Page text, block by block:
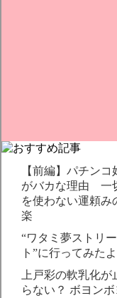
【前編】パチンコ
がバカな理由 一
を使わない運頼み
楽
“ワタミ夢ストリー
ト”に行ってみたよ
上戸彩の軟乳化が
らない？ ボヨンボ